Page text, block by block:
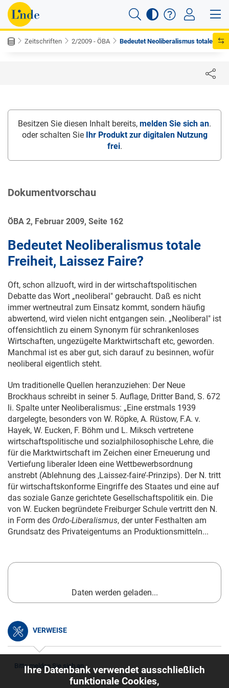
Zeitschriften 2/2009 - ÖBA Bedeutet Neoliberalismus totale ...
Besitzen Sie diesen Inhalt bereits, melden Sie sich an.
oder schalten Sie Ihr Produkt zur digitalen Nutzung
frei.
Dokumentvorschau
ÖBA 2, Februar 2009, Seite 162
Bedeutet Neoliberalismus totale
Freiheit, Laissez Faire?
Oft, schon allzuoft, wird in der wirtschaftspolitischen
Debatte das Wort „neoliberal" gebraucht. Daß es nicht
immer wertneutral zum Einsatz kommt, sondern häufig
abwertend, wird vielen nicht entgangen sein. „Neoliberal" ist
offensichtlich zu einem Synonym für schrankenloses
Wirtschaften, ungezügelte Marktwirtschaft etc, geworden.
Manchmal ist es aber gut, sich darauf zu besinnen, wofür
neoliberal eigentlich steht.
Um traditionelle Quellen heranzuziehen: Der Neue
Brockhaus schreibt in seiner 5. Auflage, Dritter Band, S. 672
li. Spalte unter Neoliberalismus: „Eine erstmals 1939
dargelegte, besonders von W. Röpke, A. Rüstow, F.A. v.
Hayek, W. Eucken, F. Böhm und L. Miksch vertretene
wirtschaftspolitische und sozialphilosophische Lehre, die
für die Marktwirtschaft im Zeichen einer Erneuerung und
Vertiefung liberaler Ideen eine Wettbewerbsordnung
anstrebt (Ablehnung des ‚Laissez-faire’-Prinzips). Der N. tritt
für wirtschaftskonforme Eingriffe des Staates und eine auf
das soziale Ganze gerichtete Gesellschaftspolitik ein. Die
von W. Eucken begründete Freiburger Schule vertritt den N.
in Form des Ordo-Liberalismus, der unter Festhalten am
Grundsatz des Privateigentums an Produktionsmitteln...
Daten werden geladen...
VERWEISE
Bitte melden Sie sich an.
Ihre Datenbank verwendet ausschließlich
funktionale Cookies,